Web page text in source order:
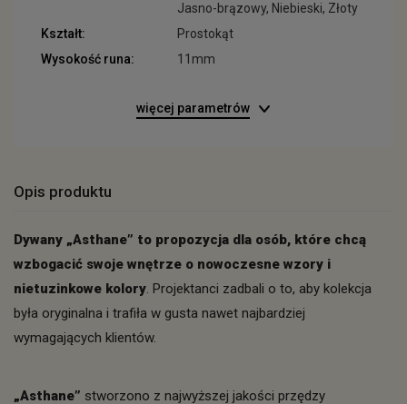
Jasno-brązowy, Niebieski, Złoty
Kształt:
Prostokąt
Wysokość runa:
11mm
więcej parametrów
Opis produktu
Dywany „Asthane” to propozycja dla osób, które chcą
wzbogacić swoje wnętrze o nowoczesne wzory i
nietuzinkowe kolory. Projektanci zadbali o to, aby kolekcja
była oryginalna i trafiła w gusta nawet najbardziej
wymagających klientów.
„Asthane” stworzono z najwyższej jakości przędzy